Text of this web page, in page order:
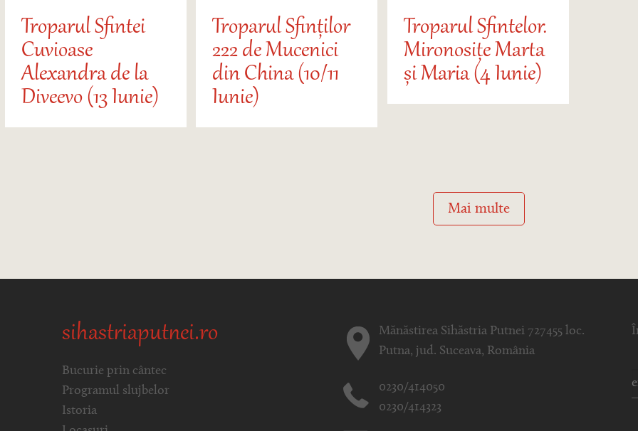
Troparul Sfintei
Cuvioase
Alexandra de la
Diveevo (13 Iunie)
Troparul Sfinților
222 de Mucenici
din China (10/11
Iunie)
Troparul Sfintelor.
Mironosițe Marta
și Maria (4 Iunie)
Mai multe
sihastriaputnei.ro
Bucurie prin cântec
Programul slujbelor
Istoria
Mănăstirea Sihăstria Putnei 727455 loc.
Putna, jud. Suceava, România
0230/414050
0230/414323